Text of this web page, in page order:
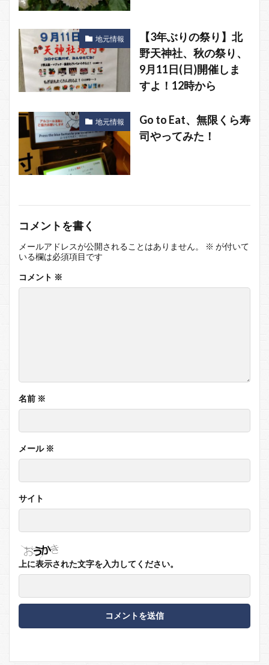
地元情報
【3年ぶりの祭り】北
野天神社、秋の祭り、
9月11日(日)開催しま
すよ！12時から
地元情報
Go to Eat、無限くら寿
司やってみた！
コメントを書く
メールアドレスが公開されることはありません。 ※ が付いて
いる欄は必須項目です
コメント ※
名前 ※
メール ※
サイト
上に表示された文字を入力してください。